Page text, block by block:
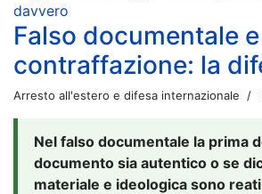
davvero
Falso documentale e
contraffazione: la
Arresto all'estero e difesa internazionale
Nel falso documentale la prima
documento sia autentico o se
materiale e ideologica sono